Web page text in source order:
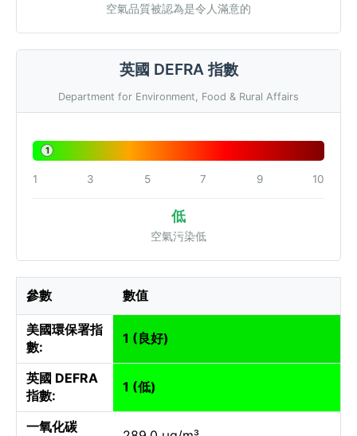
空氣品質被認為是令人滿意的
英國 DEFRA 指數
Department for Environment, Food & Rural Affairs
1
1 3 5 7 9 10
低
空氣污染低
參數 數值
美國環保署指
數:
1 (良好)
英國 DEFRA
指數:
1 (低)
一氧化碳